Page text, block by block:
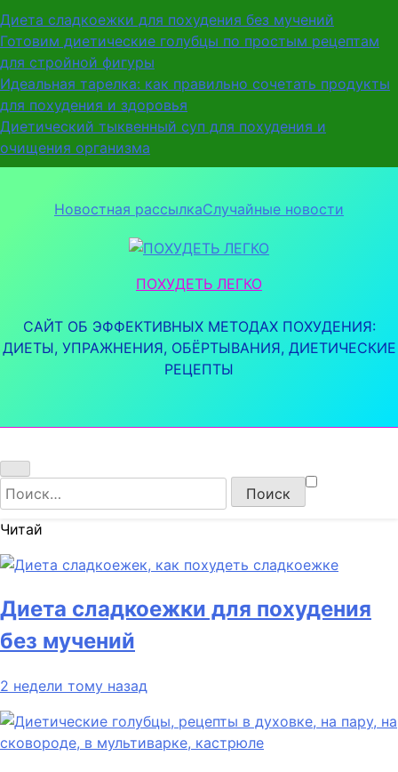
Перейти
к
содержимому
Диета сладкоежки для похудения без мучений
Готовим диетические голубцы по простым рецептам
для стройной фигуры
Идеальная тарелка: как правильно сочетать продукты
для похудения и здоровья
Диетический тыквенный суп для похудения и
очищения организма
Новостная рассылкаСлучайные новости
ПОХУДЕТЬ ЛЕГКО
САЙТ ОБ ЭФФЕКТИВНЫХ МЕТОДАХ ПОХУДЕНИЯ:
ДИЕТЫ, УПРАЖНЕНИЯ, ОБЁРТЫВАНИЯ, ДИЕТИЧЕСКИЕ
РЕЦЕПТЫ
Найти:
Читай
Диета сладкоежки для похудения
без мучений
2 недели тому назад